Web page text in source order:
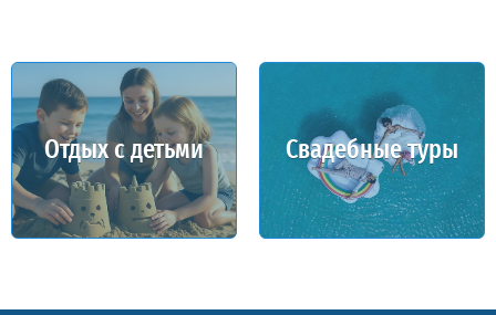
Отдых с детьми Свадебные туры